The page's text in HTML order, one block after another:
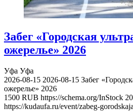
Забег «Городская
ожерелье» 2026
Уфа Уфа
2026-08-15 2026-08-15 Забег
ожерелье» 2026
1500 RUB https://schema.org/InStock
https://kudaufa.ru/event/zabeg-